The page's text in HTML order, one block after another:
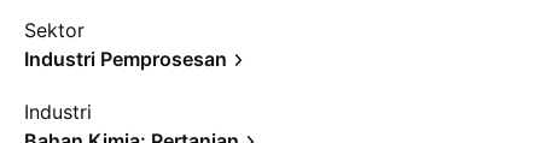
Sektor
Industri Pemprosesan
Industri